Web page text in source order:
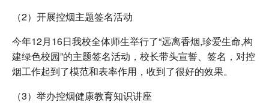
（2）开展控烟主题签名活动
今年12月16日我校全体师生举行了“远离香烟,珍爱生命,构
建绿色校园”的主题签名活动，校长带头宣誓、签名，对控
烟工作起到了模范和表率作用，收到了很好的效果。
（3）举办控烟健康教育知识讲座